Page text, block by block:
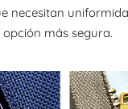
necesitan
opción más segura.